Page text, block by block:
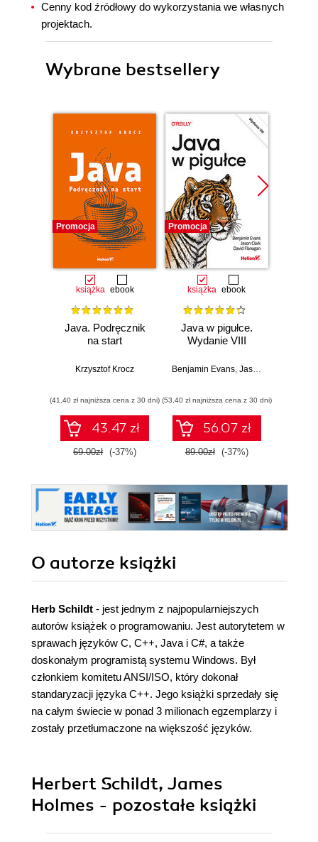
Cenny kod źródłowy do wykorzystania we własnych
projektach.
Wybrane bestsellery
Promocja
książka ebook
Java. Podręcznik
na start
Krzysztof Krocz
(41,40 zł najniższa cena z 30 dni)
43.47 zł
69.00zł (-37%)
Promocja
książka ebook
Java w pigułce.
Wydanie VIII
Benjamin Evans, Jason Clark
(53,40 zł najniższa cena z 30 dni)
56.07 zł
89.00zł (-37%)
O autorze książki
Herb Schildt - jest jednym z najpopularniejszych
autorów książek o programowaniu. Jest autorytetem w
sprawach języków C, C++, Java i C#, a także
doskonałym programistą systemu Windows. Był
członkiem komitetu ANSI/ISO, który dokonał
standaryzacji języka C++. Jego książki sprzedały się
na całym świecie w ponad 3 milionach egzemplarzy i
zostały przetłumaczone na większość języków.
Herbert Schildt, James
Holmes - pozostałe książki